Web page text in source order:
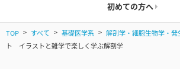
初めての方へ
TOP すべて 基礎医学系 解剖学・細胞生物学・発
ト イラストと雑学で楽しく学ぶ解剖学